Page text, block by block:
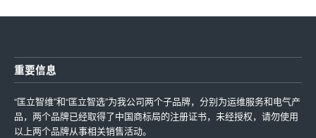
重要信息
“匡立智维”和“匡立智选”为我公司两个子品牌，分别为运维服务和电气产
品，两个品牌已经取得了中国商标局的注册证书，未经授权，请勿使用
以上两个品牌从事相关销售活动。